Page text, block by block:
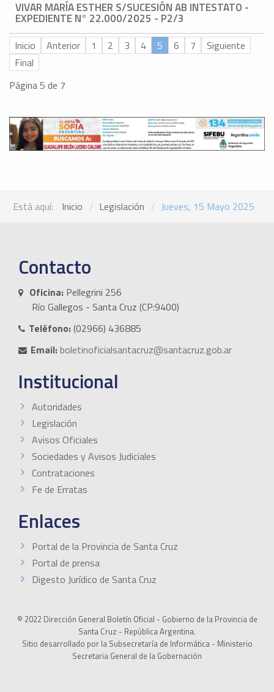
VIVAR MARÍA ESTHER S/SUCESIÓN AB INTESTATO -
EXPEDIENTE N° 22.000/2025 - P2/3
Inicio Anterior 1 2 3 4 5 6 7
Siguiente
Final
Página 5 de 7
Está aquí: Inicio Legislación Jueves, 15 Mayo 2025
Contacto
Oficina: Pellegrini 256
Río Gallegos - Santa Cruz (CP:9400)
Teléfono:(02966) 436885
Email:boletinoficialsantacruz@santacruz.gob.ar
Institucional
Autoridades
Legislación
Avisos Oficiales
Sociedades y Avisos Judiciales
Contrataciones
Fe de Erratas
Enlaces
Portal de la Provincia de Santa Cruz
Portal de prensa
Digesto Jurídico de Santa Cruz
© 2022 Dirección General Boletín Oficial - Gobierno de la Provincia de
Santa Cruz - República Argentina.
Sitio desarrollado por la Subsecretaría de Informática - Ministerio
Secretaria General de la Gobernación